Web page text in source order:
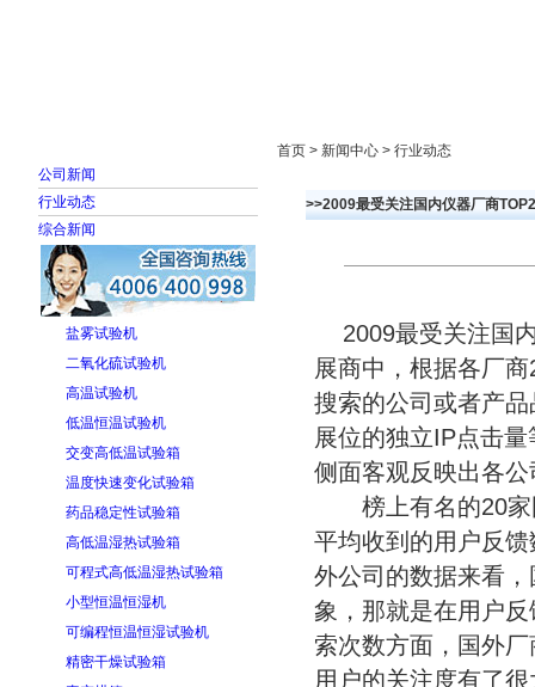
公司新闻
行业动态
综合新闻
盐雾试验机
二氧化硫试验机
高温试验机
低温恒温试验机
交变高低温试验箱
温度快速变化试验箱
药品稳定性试验箱
高低温湿热试验箱
可程式高低温湿热试验箱
小型恒温恒湿机
可编程恒温恒湿试验机
精密干燥试验箱
首页 > 新闻中心 > 行业动态
>>2009最受关注国内仪器厂商
2009最受关注国
展商中，根据各厂
搜索的公司或者产
展位的独立IP点击
侧面客观反映出各
榜上有名的20家
平均收到的用户反
外公司的数据来看
象，那就是在用户
索次数方面，国外
用户的关注度有了